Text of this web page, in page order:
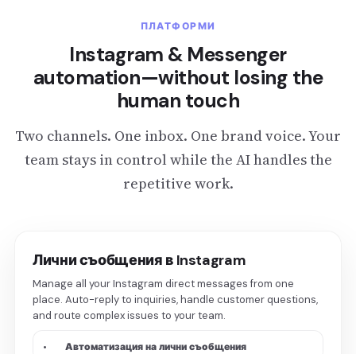
ПЛАТФОРМИ
Instagram & Messenger
automation—without losing the
human touch
Two channels. One inbox. One brand voice. Your
team stays in control while the AI handles the
repetitive work.
Лични съобщения в Instagram
Manage all your Instagram direct messages from one
place. Auto-reply to inquiries, handle customer questions,
and route complex issues to your team.
• Автоматизация на лични съобщения